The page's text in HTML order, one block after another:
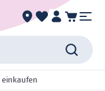
einkaufen